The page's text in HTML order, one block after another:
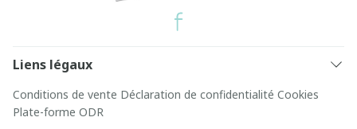
Liens légaux
Conditions de vente Déclaration de confidentialité Cookies
Plate-forme ODR